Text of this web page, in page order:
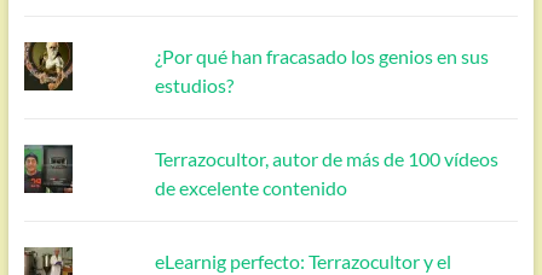
¿Por qué han fracasado los genios en sus
estudios?
Terrazocultor, autor de más de 100 vídeos
de excelente contenido
eLearnig perfecto: Terrazocultor y el